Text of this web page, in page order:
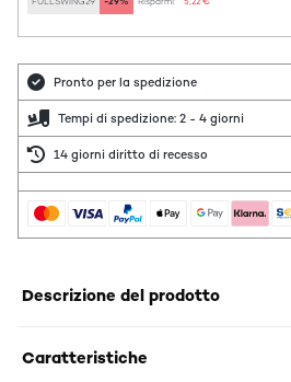
Pronto per la spedizione
Tempi di spedizione: 2 - 4 giorni
14 giorni diritto di recesso
Descrizione del prodotto
Caratteristiche